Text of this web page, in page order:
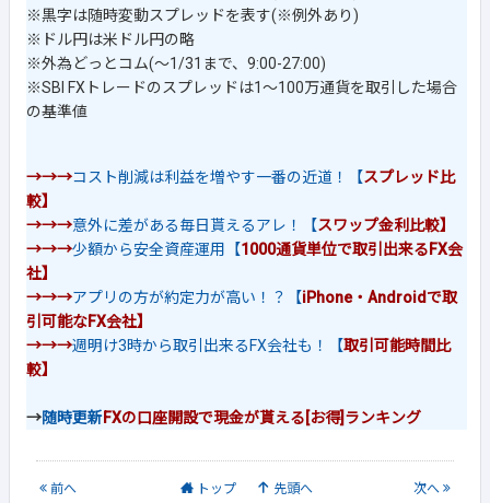
※黒字は随時変動スプレッドを表す(※例外あり)
※ドル円は米ドル円の略
※外為どっとコム(～1/31まで、9:00-27:00)
※SBI FXトレードのスプレッドは1～100万通貨を取引した場合
の基準値
→→→コスト削減は利益を増やす一番の近道！【スプレッド比
較】
→→→意外に差がある毎日貰えるアレ！【スワップ金利比較】
→→→少額から安全資産運用【1000通貨単位で取引出来るFX会
社】
→→→アプリの方が約定力が高い！？【iPhone・Androidで取
引可能なFX会社】
→→→週明け3時から取引出来るFX会社も！【取引可能時間比
較】
→随時更新FXの口座開設で現金が貰える[お得]ランキング
前へ トップ 先頭へ 次へ